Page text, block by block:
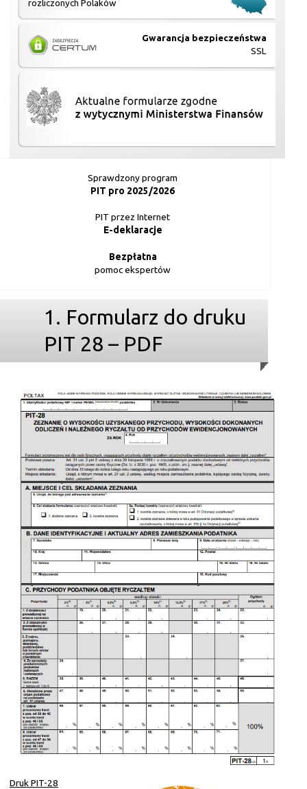
rozliczonych Polaków
Gwarancja bezpieczeństwa
SSL
Sprawdzony program
PIT pro 2025/2026
PIT przez Internet
E-deklaracje
Bezpłatna
pomoc ekspertów
1. Formularz do druku
PIT 28 – PDF
Druk PIT-28